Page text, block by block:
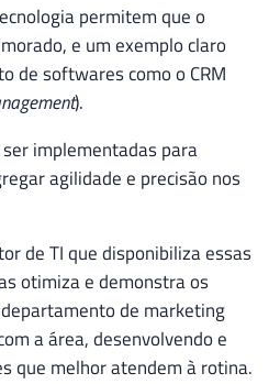
permitem que o
e um exemplo claro
de softwares como o CRM
).
implementadas para
agilidade e precisão nos
de TI que disponibiliza essas
otimiza e demonstra os
de marketing
a área, desenvolvendo e
que melhor atendem à rotina.